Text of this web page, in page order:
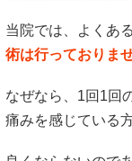
当院では、よくあ
術は行っておりませ
なぜなら、1回1回
痛みを感じている